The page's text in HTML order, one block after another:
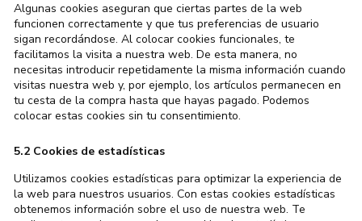
Algunas cookies aseguran que ciertas partes de la web
funcionen correctamente y que tus preferencias de usuario
sigan recordándose. Al colocar cookies funcionales, te
facilitamos la visita a nuestra web. De esta manera, no
necesitas introducir repetidamente la misma información cuando
visitas nuestra web y, por ejemplo, los artículos permanecen en
tu cesta de la compra hasta que hayas pagado. Podemos
colocar estas cookies sin tu consentimiento.
5.2 Cookies de estadísticas
Utilizamos cookies estadísticas para optimizar la experiencia de
la web para nuestros usuarios. Con estas cookies estadísticas
obtenemos información sobre el uso de nuestra web. Te